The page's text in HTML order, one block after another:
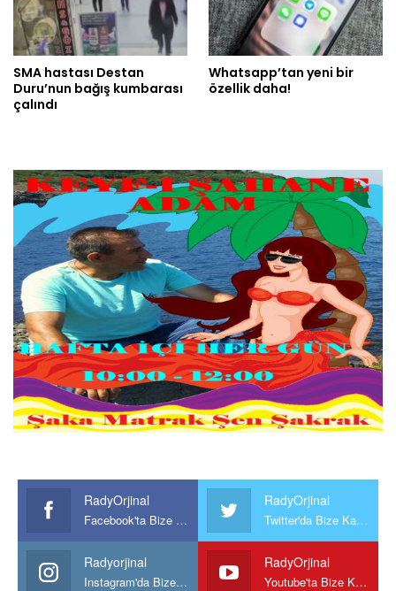
SMA hastası Destan
Duru’nun bağış kumbarası
çalındı
Whatsapp’tan yeni bir
özellik daha!
RadyOrjinal
Facebook'ta Bize Katılın
RadyOrjinal
Twitter'da Bize Katılın
Radyorjinal
Instagram'da Bize katılın
RadyOrjinal
Youtube'ta Bize Katılın